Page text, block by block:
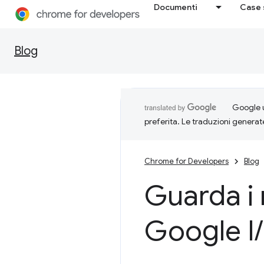
Documenti Case
Blog
Google
preferita. Le traduzioni
Chrome for Developers Blog
Guarda i
Google I/